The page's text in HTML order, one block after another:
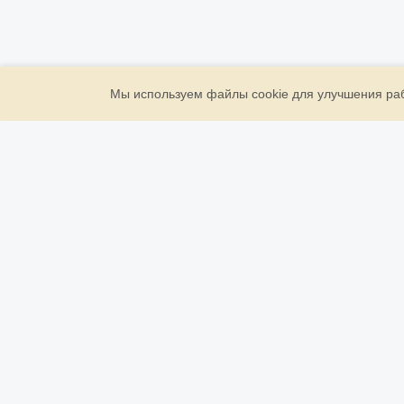
Мы используем файлы cookie для улучшения